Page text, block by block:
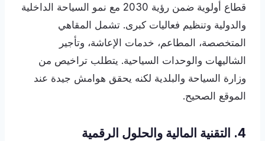
قطاع أولوية ضمن رؤية 2030 مع نمو السياحة الداخلية
والدولية وتنظيم فعاليات كبرى. تشمل المقاهي
المتخصصة، المطاعم، خدمات الإعاشة، وتأجير
الشاليهات والوحدات السياحية. يتطلب تراخيص من
وزارة السياحة والبلدية لكنه يحقق هوامش جيدة عند
الموقع الصحيح.
4. التقنية المالية والحلول الرقمية